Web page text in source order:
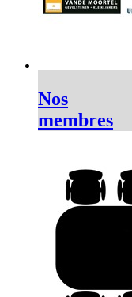
Nos
membres